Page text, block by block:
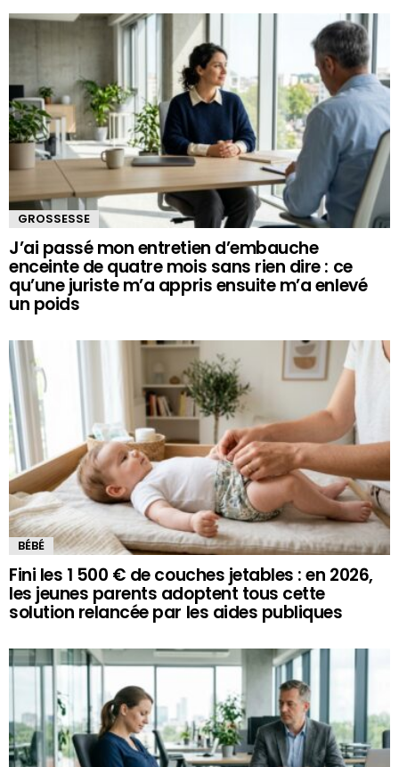
GROSSESSE
J’ai passé mon entretien d’embauche
enceinte de quatre mois sans rien dire : ce
qu’une juriste m’a appris ensuite m’a enlevé
un poids
BÉBÉ
Fini les 1 500 € de couches jetables : en 2026,
les jeunes parents adoptent tous cette
solution relancée par les aides publiques